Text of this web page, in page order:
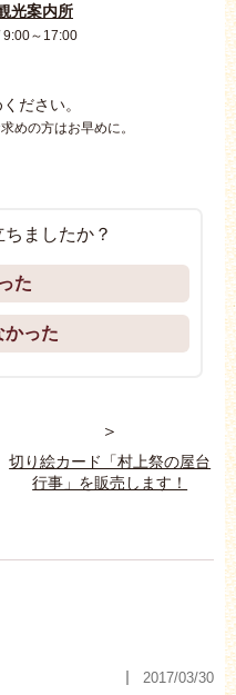
光案内所
9:00～17:00
ださい。
めの方はお早めに。
ましたか？
た
かった
＞
切り絵カード「村上祭の屋台
行事」を販売します！
2017/03/30